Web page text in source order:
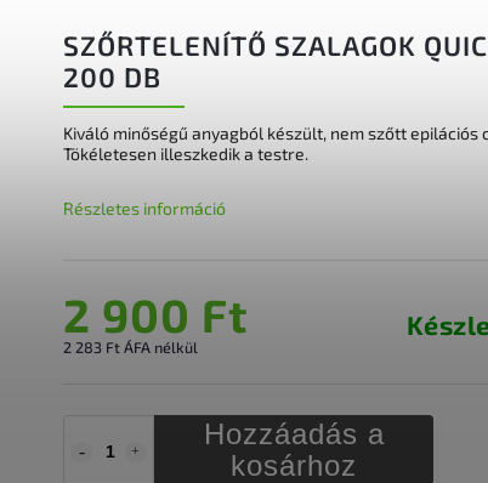
SZŐRTELENÍTŐ SZALAGOK
200 DB
2 900 Ft
2 283 Ft ÁFA nélkül
Hozzáadás a
kosárhoz
Kiváló minőségű anyagból készült, nem szőtt epilációs
Tökéletesen illeszkedik a testre.
Részletes információ